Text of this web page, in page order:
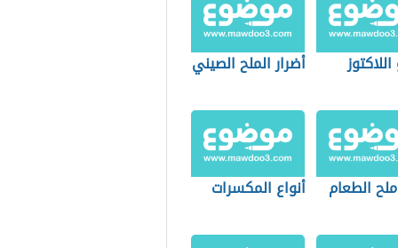
أضرار الملح الصيني
الطعام أنواع المكسرات